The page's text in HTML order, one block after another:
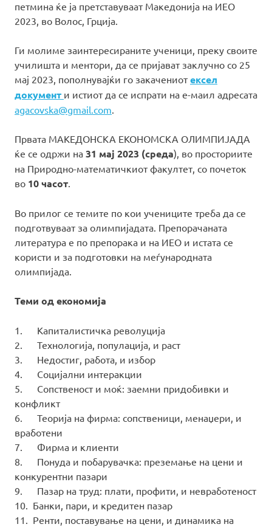
петмина ќе ја претставуваат Македонија на ИЕО
2023, во Волос, Грција.
Ги молиме заинтересираните ученици, преку своите
училишта и ментори, да се пријават заклучно со 25
мај 2023, пополнувајќи го закачениотексел
документ и истиот да се испрати на е-маил адресата
agacovska@gmail.com
Првата МАКЕДОНСКА ЕКОНОМСКА ОЛИМПИЈАДА
ќе се одржи на 31 мај 2023 (среда), во просториите
на Природно-математичкиот факултет, со почеток
во 10 часот
Во прилог се темите по кои учениците треба да се
подготвуваат за олимпијадата. Препорачаната
литература е по препорака и на ИЕО и истата се
користи и за подготовки на меѓународната
олимпијада.
Теми од економија
1. Капиталистичка револуција
2. Технологија, популација, и раст
3. Недостиг, работа, и избор
4. Социјални интеракции
5. Сопственост и моќ: заемни придобивки и
конфликт
6. Теорија на фирма: сопственици, менаџери, и
вработени
7. Фирма и клиенти
8. Понуда и побарувачка: преземање на цени и
конкурентни пазари
9. Пазар на труд: плати, профити, и невработеност
10. Банки, пари, и кредитен пазар
11. Ренти, поставување на цени, и динамика на